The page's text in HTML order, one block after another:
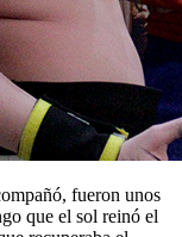
fueron unos
que el sol reinó el